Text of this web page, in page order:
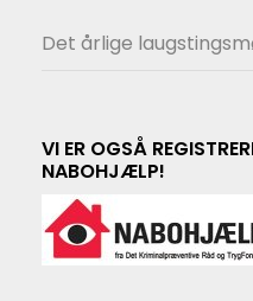
Det årlige
VI ER OGSÅ
NABOHJÆLP!